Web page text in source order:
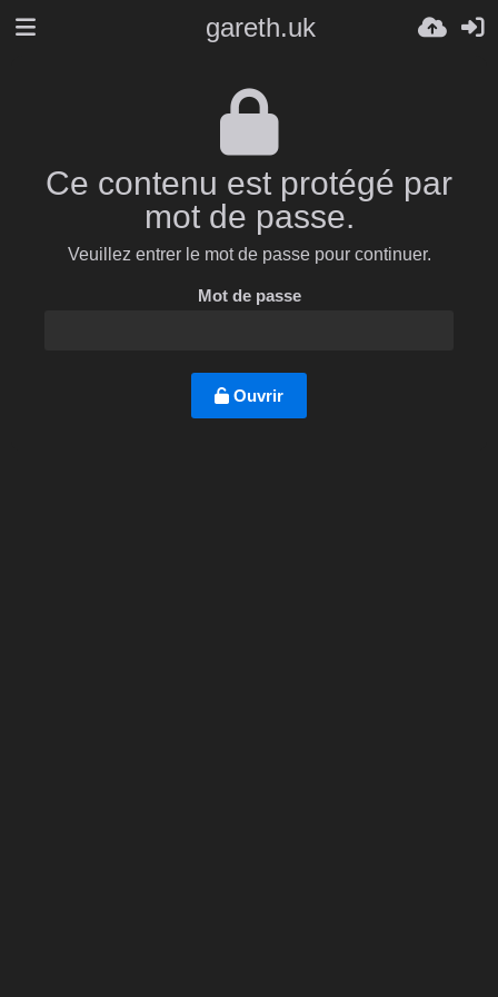
gareth.uk
Ce contenu est protégé par
mot de passe.
Veuillez entrer le mot de passe pour continuer.
Mot de passe
Ouvrir